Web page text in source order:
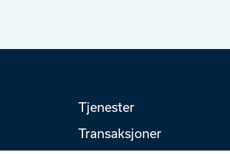
Tjenester
Transaksjoner